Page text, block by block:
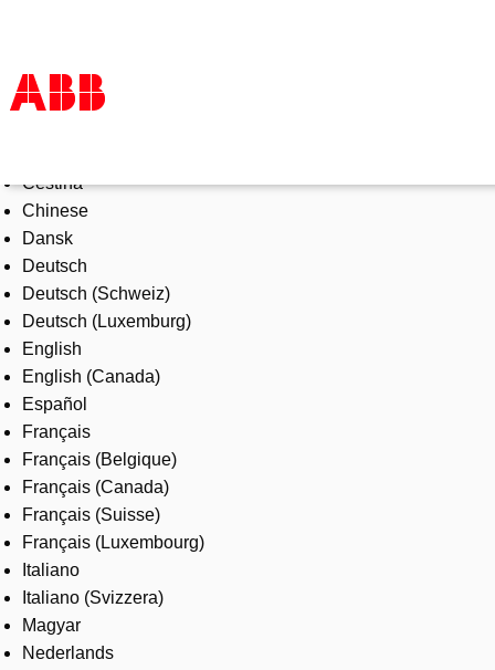
Products & Solutions
Industries
Services
About us
Where to buy
Contact us
Careers
Čeština
Chinese
Dansk
Deutsch
Deutsch (Schweiz)
Deutsch (Luxemburg)
English
English (Canada)
Español
Français
Français (Belgique)
Français (Canada)
Français (Suisse)
Français (Luxembourg)
Italiano
Italiano (Svizzera)
Magyar
Nederlands